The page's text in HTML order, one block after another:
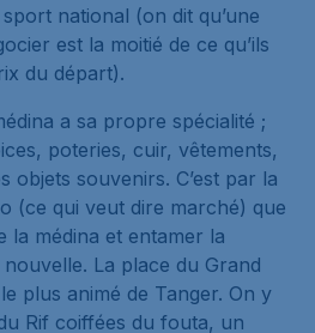
national (on dit qu’une
est la moitié de ce qu’ils
du départ).
a sa propre spécialité ;
poteries, cuir, vêtements,
objets souvenirs. C’est par la
(ce qui veut dire marché) que
la médina et entamer la
La place du Grand
plus animé de Tanger. On y
Rif coiffées du fouta, un